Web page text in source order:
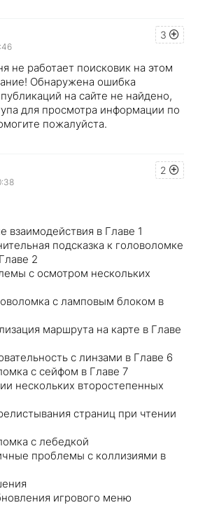
3
не работает поисковик на этом
Обнаружена ошибка
на сайте не найдено,
для просмотра информации по
пожалуйста.
2
в Главе 1
подсказка к головоломке
2
с осмотром нескольких
с ламповым блоком в
маршрута на карте в Главе
с линзами в Главе 6
с сейфом в Главе 7
нескольких второстепенных
страниц при чтении
с лебедкой
проблемы с коллизиями в
игрового меню